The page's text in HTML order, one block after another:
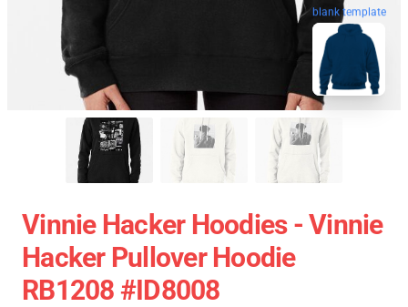
blank template
Vinnie Hacker Hoodies - Vinnie
Hacker Pullover Hoodie
RB1208 #ID8008